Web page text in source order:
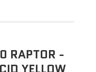
RAPTOR -